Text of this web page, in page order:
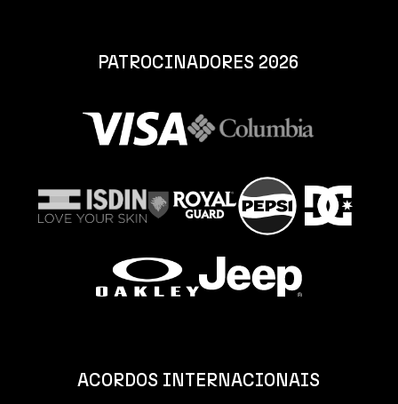
PATROCINADORES 2026
ACORDOS INTERNACIONAIS